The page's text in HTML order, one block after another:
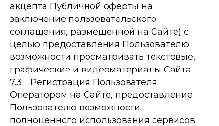
акцепта Публичной оферты на
заключение пользовательского
соглашения, размещенной на Сайте) с
целью предоставления Пользователю
возможности просматривать текстовые,
графические и видеоматериалы Сайта.
7.3. Регистрация Пользователя
Оператором на Сайте, предоставление
Пользователю возможности
полноценного использования сервисов